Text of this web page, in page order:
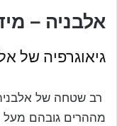
אלבניה –
גיאוגרפיה של
רב שטחה של
מההרים גובהם מעל 1000 מטר,